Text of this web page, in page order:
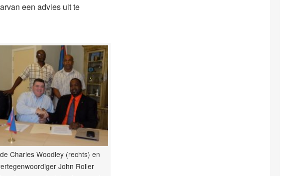
een advies uit te
Charles Woodley (rechts) en
John Roller